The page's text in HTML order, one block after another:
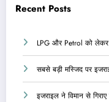
Recent Posts
LPG और Petrol को लेकर
सबसे बड़ी मस्जिद पर
इजराइल ने विमान से